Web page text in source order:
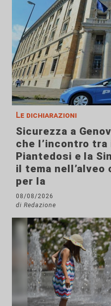
Le dichiarazioni
Sicurezza a
che l’incontro
Piantedosi e la
il tema
per la
08/08/2026
di Redazione